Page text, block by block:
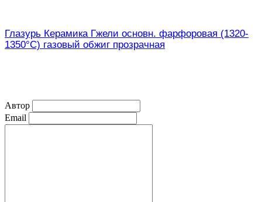
Глазурь Керамика Гжели основн. фарфоровая (1320-
1350°С) газовый обжиг прозрачная
Автор
Email